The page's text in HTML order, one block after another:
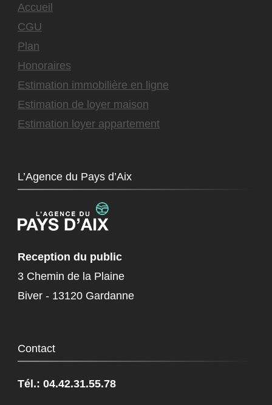
Accueil
CGU
Plan
Honoraires
Estimation immobilière en ligne
Estimation de loyer maison
Estimation loyer appartement
L’Agence du Pays d’Aix
Reception du public
3 Chemin de la Plaine
Biver - 13120 Gardanne
Contact
Tél.: 04.42.31.55.78